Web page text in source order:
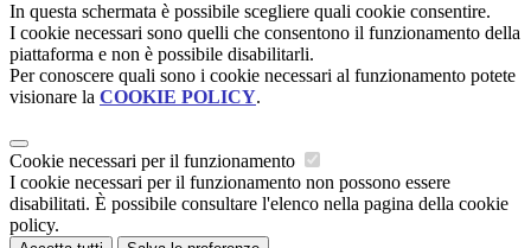
In questa schermata è possibile scegliere quali cookie consentire.
I cookie necessari sono quelli che consentono il funzionamento della
piattaforma e non è possibile disabilitarli.
Per conoscere quali sono i cookie necessari al funzionamento potete
visionare la COOKIE POLICY.
Cookie necessari per il funzionamento
I cookie necessari per il funzionamento non possono essere
disabilitati. È possibile consultare l'elenco nella pagina della cookie
policy.